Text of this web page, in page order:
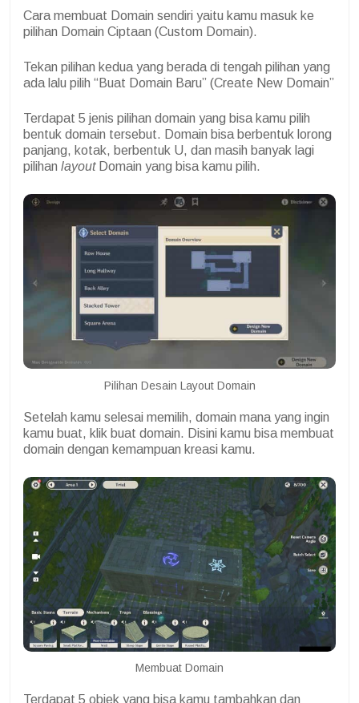
Cara membuat Domain sendiri yaitu kamu masuk ke
pilihan Domain Ciptaan (Custom Domain).
Tekan pilihan kedua yang berada di tengah pilihan yang
ada lalu pilih “Buat Domain Baru” (Create New Domain”
Terdapat 5 jenis pilihan domain yang bisa kamu pilih
bentuk domain tersebut. Domain bisa berbentuk lorong
panjang, kotak, berbentuk U, dan masih banyak lagi
pilihan layout Domain yang bisa kamu pilih.
Pilihan Desain Layout Domain
Setelah kamu selesai memilih, domain mana yang ingin
kamu buat, klik buat domain. Disini kamu bisa membuat
domain dengan kemampuan kreasi kamu.
Membuat Domain
Terdapat 5 objek yang bisa kamu tambahkan dan